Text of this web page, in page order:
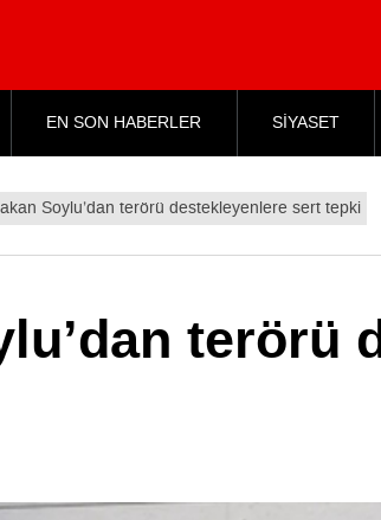
EN SON HABERLER SİYASET
Soylu’dan terörü destekleyenlere sert tepki
terörü